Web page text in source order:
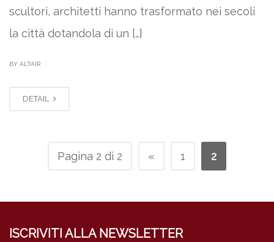
scultori, architetti hanno trasformato nei secoli
la città dotandola di un […]
BY ALTAIR
DETAIL
Pagina 2 di 2 « 1 2
ISCRIVITI ALLA NEWSLETTER